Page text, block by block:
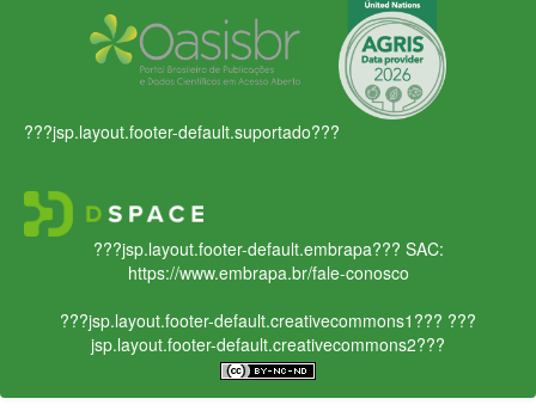
???jsp.layout.footer-default.suportado???
???jsp.layout.footer-default.embrapa??? SAC:
https://www.embrapa.br/fale-conosco
???jsp.layout.footer-default.creativecommons1??? ???
jsp.layout.footer-default.creativecommons2???